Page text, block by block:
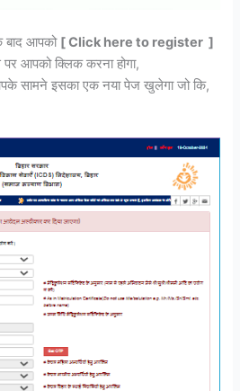
आपको [ Click here to register ]
पर आपको क्लिक करना होगा,
सामने इसका एक नया पेज खुलेगा जो कि,